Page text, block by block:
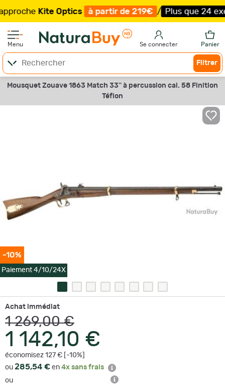
Kite Optics à partir de 219€ / Plus que 24
Menu Se connecter Panier
Filtrer
Mousquet Zouave 1863 Match 33'' à percussion cal. 58 Finition
Téflon
-10%
Paiement 4/10/24X
Achat immédiat
1 269,00 €
1 142,10 €
économisez 127 € [-10%]
ou 285,54 € en 4x sans frais
ou